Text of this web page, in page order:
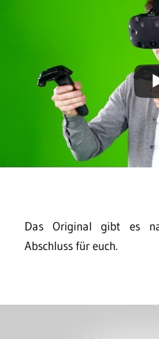
Das Original gibt es
Abschluss für euch.